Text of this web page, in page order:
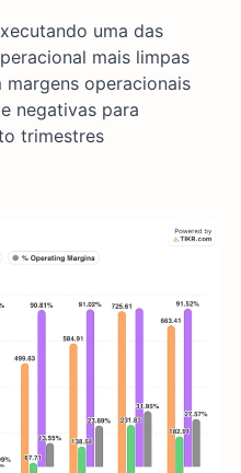
uma das
mais limpas
operacionais
negativas para
trimestres